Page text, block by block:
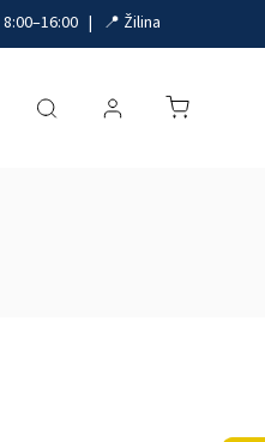
8:00–16:00 | 📍 Žilina
Parkovacie systémy